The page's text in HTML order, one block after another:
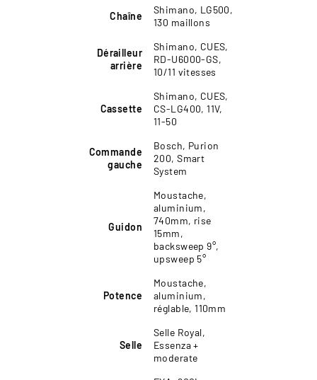
Chaîne
Shimano, LG500,
130 maillons
Dérailleur
arrière
Shimano, CUES,
RD-U6000-GS,
10/11 vitesses
Cassette
Shimano, CUES,
CS-LG400, 11V,
11-50
Commande
gauche
Bosch, Purion
200, Smart
System
Guidon
Moustache,
aluminium,
740mm, rise
15mm,
backsweep 9°,
upsweep 5°
Potence
Moustache,
aluminium,
réglable, 110mm
Selle
Selle Royal,
Essenza +
moderate